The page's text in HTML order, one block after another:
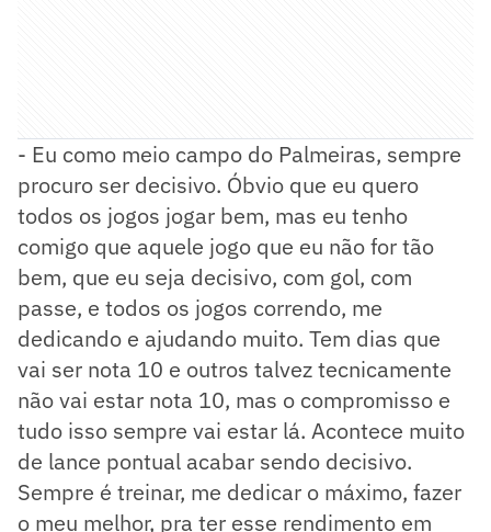
- Eu como meio campo do Palmeiras, sempre
procuro ser decisivo. Óbvio que eu quero
todos os jogos jogar bem, mas eu tenho
comigo que aquele jogo que eu não for tão
bem, que eu seja decisivo, com gol, com
passe, e todos os jogos correndo, me
dedicando e ajudando muito. Tem dias que
vai ser nota 10 e outros talvez tecnicamente
não vai estar nota 10, mas o compromisso e
tudo isso sempre vai estar lá. Acontece muito
de lance pontual acabar sendo decisivo.
Sempre é treinar, me dedicar o máximo, fazer
o meu melhor, pra ter esse rendimento em